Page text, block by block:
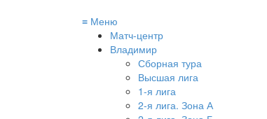
≡ Меню
Матч-центр
Владимир
Сборная тура
Высшая лига
1-я лига
2-я лига. Зона А